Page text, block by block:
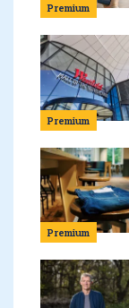
Premium
Premium
Premium